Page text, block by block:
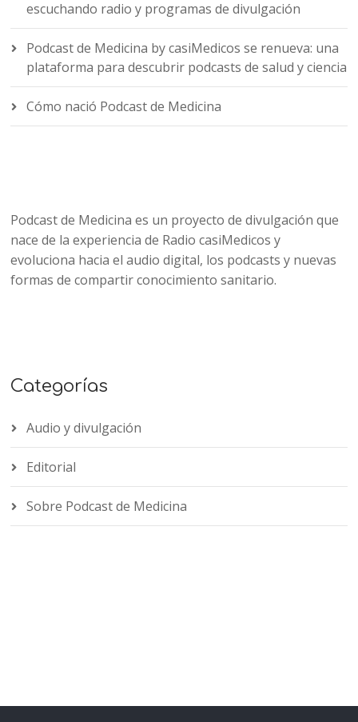
escuchando radio y programas de divulgación
Podcast de Medicina by casiMedicos se renueva: una
plataforma para descubrir podcasts de salud y ciencia
Cómo nació Podcast de Medicina
Podcast de Medicina es un proyecto de divulgación que
nace de la experiencia de Radio casiMedicos y
evoluciona hacia el audio digital, los podcasts y nuevas
formas de compartir conocimiento sanitario.
Categorías
Audio y divulgación
Editorial
Sobre Podcast de Medicina